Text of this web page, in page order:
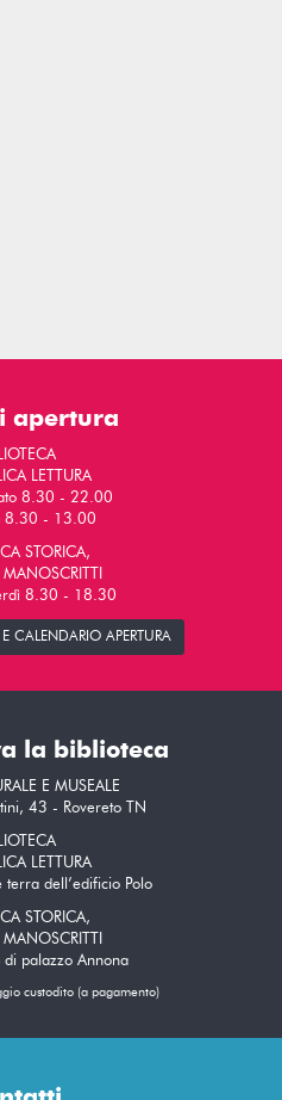
apertura
LETTURA
8.30 - 22.00
8.30 - 13.00
STORICA,
8.30 - 18.30
CALENDARIO APERTURA
la biblioteca
E MUSEALE
43 - Rovereto TN
LETTURA
dell’edificio Polo
STORICA,
palazzo Annona
custodito (a pagamento)